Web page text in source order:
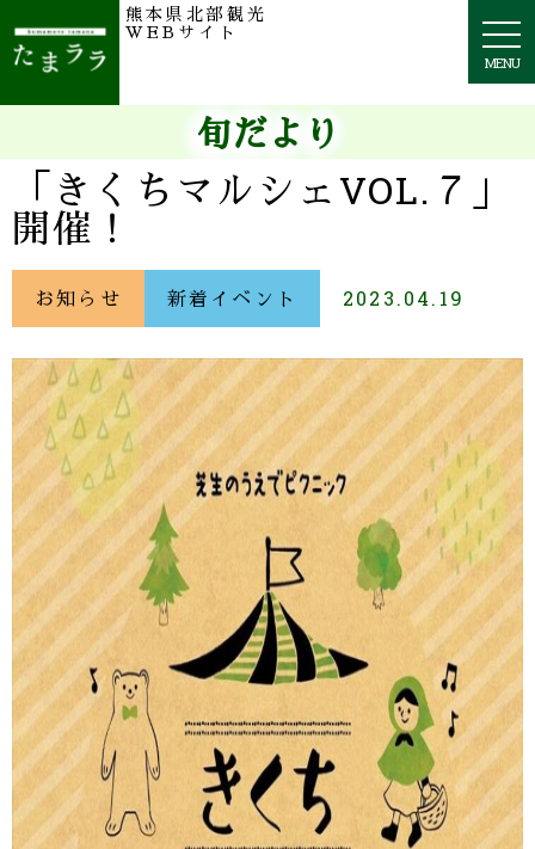
MENU
熊本県北部観光
WEBサイト
旬だより
「きくちマルシェVOL.７」
開催！
お知らせ 新着イベント 2023.04.19